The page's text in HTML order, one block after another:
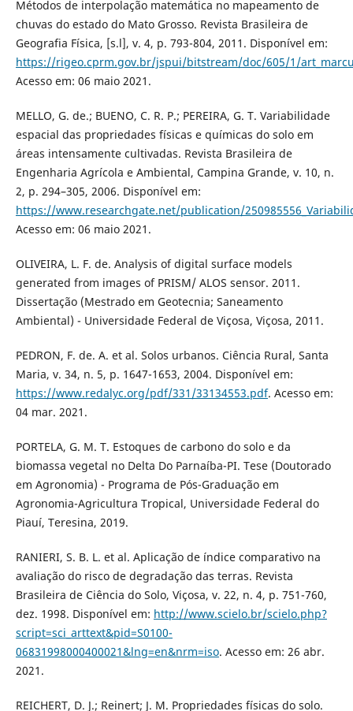
Métodos de interpolação matemática no mapeamento de
chuvas do estado do Mato Grosso. Revista Brasileira de
Geografia Física, [s.l], v. 4, p. 793-804, 2011. Disponível em:
https://rigeo.cprm.gov.br/jspui/bitstream/doc/605/1/
Acesso em: 06 maio 2021.
MELLO, G. de.; BUENO, C. R. P.; PEREIRA, G. T. Variabilidade
espacial das propriedades físicas e químicas do solo em
áreas intensamente cultivadas. Revista Brasileira de
Engenharia Agrícola e Ambiental, Campina Grande, v. 10, n.
2, p. 294–305, 2006. Disponível em:
https://www.researchgate.net/publication/
Acesso em: 06 maio 2021.
OLIVEIRA, L. F. de. Analysis of digital surface models
generated from images of PRISM/ ALOS sensor. 2011.
Dissertação (Mestrado em Geotecnia; Saneamento
Ambiental) - Universidade Federal de Viçosa, Viçosa, 2011.
PEDRON, F. de. A. et al. Solos urbanos. Ciência Rural, Santa
Maria, v. 34, n. 5, p. 1647-1653, 2004. Disponível em:
https://www.redalyc.org/pdf/331/33134553.pdf. Acesso em:
04 mar. 2021.
PORTELA, G. M. T. Estoques de carbono do solo e da
biomassa vegetal no Delta Do Parnaíba-PI. Tese (Doutorado
em Agronomia) - Programa de Pós-Graduação em
Agronomia-Agricultura Tropical, Universidade Federal do
Piauí, Teresina, 2019.
RANIERI, S. B. L. et al. Aplicação de índice comparativo na
avaliação do risco de degradação das terras. Revista
Brasileira de Ciência do Solo, Viçosa, v. 22, n. 4, p. 751-760,
dez. 1998. Disponível em: http://www.scielo.br/scielo.php?
script=sci_arttext&pid=S0100-
06831998000400021&lng=en&nrm=iso. Acesso em: 26 abr.
2021.
REICHERT, D. J.; Reinert; J. M. Propriedades físicas do solo.